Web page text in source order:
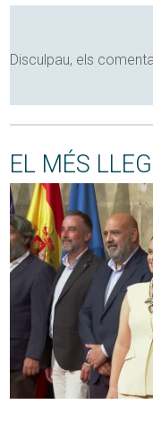
Disculpau, els
EL MÉS